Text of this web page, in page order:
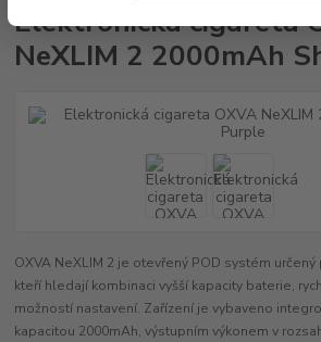
Elektronická cigareta
NeXLIM 2 2000mAh
OXVA NeXLIM 2 je otevřený POD systém
kteří hledají kombinaci vyšší kapacity baterie,
možností nastavení. Zařízení je vybaveno
kapacitou 2000mAh, výstupním výkonem v